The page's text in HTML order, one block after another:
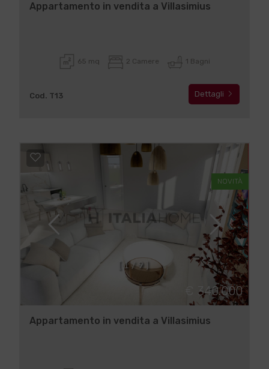
Appartamento in vendita a Villasimius
65 mq 2 Camere 1 Bagni
Cod. T13 Dettagli
1 / 9
NOVITÀ
€ 340.000
Appartamento in vendita a Villasimius